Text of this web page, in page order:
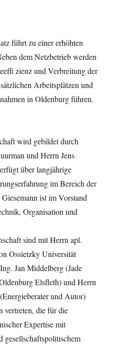
führt zu einer erhöhten
dem Netzbetrieb werden
zienz und Verbreitung der
Arbeitsplätzen und
in Oldenburg führen.
wird gebildet durch
und Herrn Jens
über langjährige
im Bereich der
ist im Vorstand
Organisation und
sind mit Herrn apl.
Ossietzky Universität
Jan Middelberg (Jade
Elsfleth) und Herrn
und Autor)
vertreten, die für die
Expertise mit
gesellschaftspolitischem